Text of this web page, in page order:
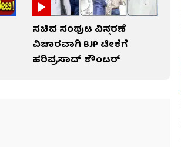
ಸಚಿವ ಸಂಪುಟ ವಿಸ್ತರಣೆ
ವಿಚಾರವಾಗಿ BJP ಟೀಕೆಗೆ
ಹರಿಪ್ರಸಾದ್ ಕೌಂಟರ್​​